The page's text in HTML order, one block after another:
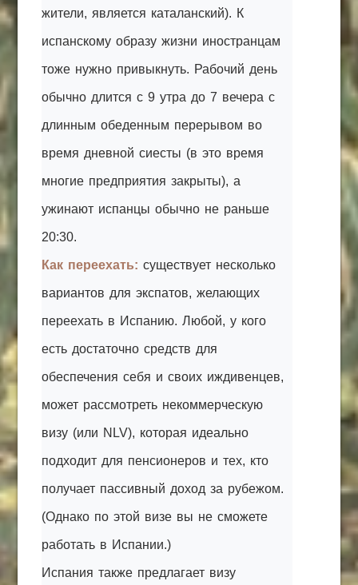
жители, является каталанский). К
испанскому образу жизни иностранцам
тоже нужно привыкнуть. Рабочий день
обычно длится с 9 утра до 7 вечера с
длинным обеденным перерывом во
время дневной сиесты (в это время
многие предприятия закрыты), а
ужинают испанцы обычно не раньше
20:30.
Как переехать: существует несколько
вариантов для экспатов, желающих
переехать в Испанию. Любой, у кого
есть достаточно средств для
обеспечения себя и своих иждивенцев,
может рассмотреть некоммерческую
визу (или NLV), которая идеально
подходит для пенсионеров и тех, кто
получает пассивный доход за рубежом.
(Однако по этой визе вы не сможете
работать в Испании.)
Испания также предлагает визу